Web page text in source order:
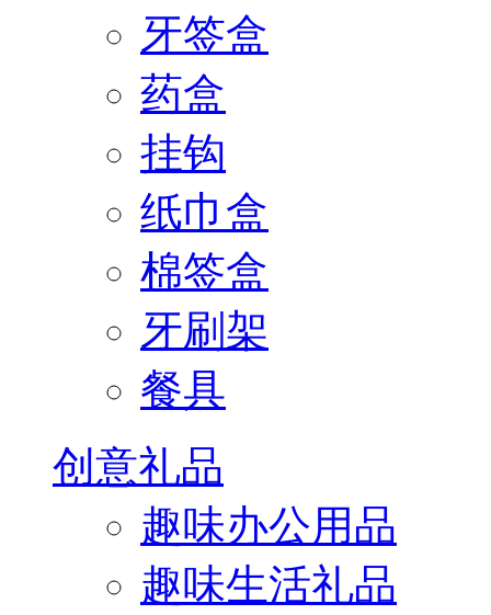
牙签盒
药盒
挂钩
纸巾盒
棉签盒
牙刷架
餐具
创意礼品
趣味办公用品
趣味生活礼品